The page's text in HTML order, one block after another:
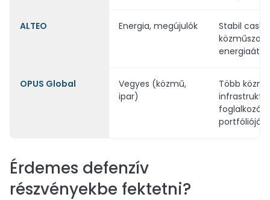
ALTEO Energia, megújulók
Stabil cash
OPUS Global
Vegyes (közmű,
ipar)
Több
foglalkozó
Érdemes defenzív
részvényekbe fektetni?